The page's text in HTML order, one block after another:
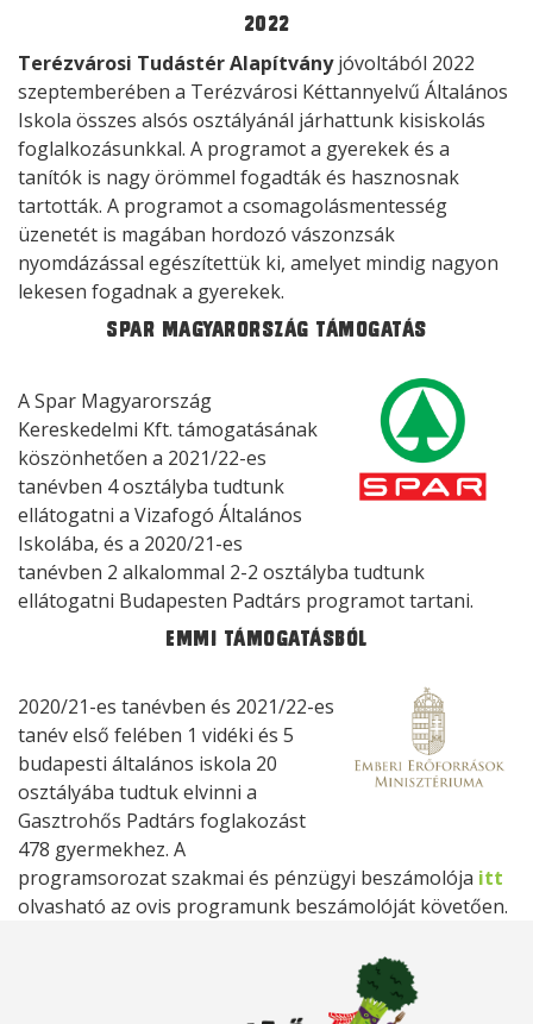
2022
Terézvárosi Tudástér Alapítványjóvoltából 2022
szeptemberében a Terézvárosi Kéttannyelvű Általános
Iskola összes alsós osztályánál járhattunk kisiskolás
foglalkozásunkkal. A programot a gyerekek és a
tanítók is nagy örömmel fogadták és hasznosnak
tartották. A programot a csomagolásmentesség
üzenetét is magában hordozó vászonzsák
nyomdázással egészítettük ki, amelyet mindig nagyon
lekesen fogadnak a gyerekek.
Spar Magyarország támogatás
A Spar Magyarország
Kereskedelmi Kft. támogatásának
köszönhetően a 2021/22-es
tanévben 4 osztályba tudtunk
ellátogatni a Vizafogó Általános
Iskolába, és a 2020/21-es
tanévben 2 alkalommal 2-2 osztályba tudtunk
ellátogatni Budapesten Padtárs programot tartani.
EMMI támogatásból
2020/21-es tanévben és 2021/22-es
tanév első felében 1 vidéki és 5
budapesti általános iskola 20
osztályába tudtuk elvinni a
Gasztrohős Padtárs foglakozást
478 gyermekhez. A
programsorozat szakmai és pénzügyi beszámolója itt
olvasható az ovis programunk beszámolóját követően.